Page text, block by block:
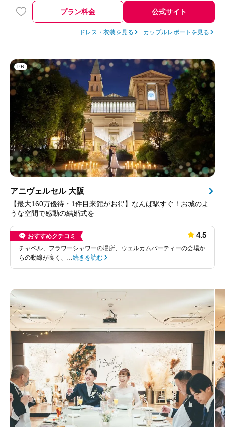
プラン料金 公式サイト
ドレス・衣装を見る カップルレポートを見る
PR
アニヴェルセル 大阪
【最大160万優待・1件目来館がお得】なんば駅すぐ！お城のよ
うな空間で感動の結婚式を
おすすめクチコミ 4.5
チャペル、フラワーシャワーの場所、ウェルカムパーティーの会場か
らの動線が良く、… 続きを読む